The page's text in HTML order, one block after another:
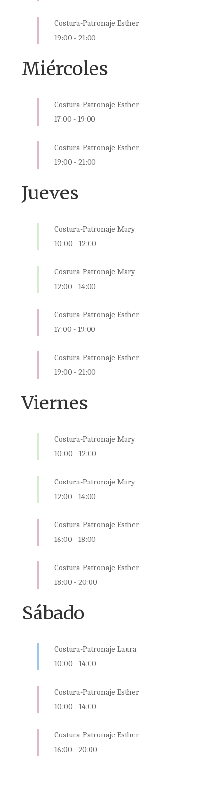
Costura-Patronaje Esther
19:00 - 21:00
Miércoles
Costura-Patronaje Esther
17:00 - 19:00
Costura-Patronaje Esther
19:00 - 21:00
Jueves
Costura-Patronaje Mary
10:00 - 12:00
Costura-Patronaje Mary
12:00 - 14:00
Costura-Patronaje Esther
17:00 - 19:00
Costura-Patronaje Esther
19:00 - 21:00
Viernes
Costura-Patronaje Mary
10:00 - 12:00
Costura-Patronaje Mary
12:00 - 14:00
Costura-Patronaje Esther
16:00 - 18:00
Costura-Patronaje Esther
18:00 - 20:00
Sábado
Costura-Patronaje Laura
10:00 - 14:00
Costura-Patronaje Esther
10:00 - 14:00
Costura-Patronaje Esther
16:00 - 20:00